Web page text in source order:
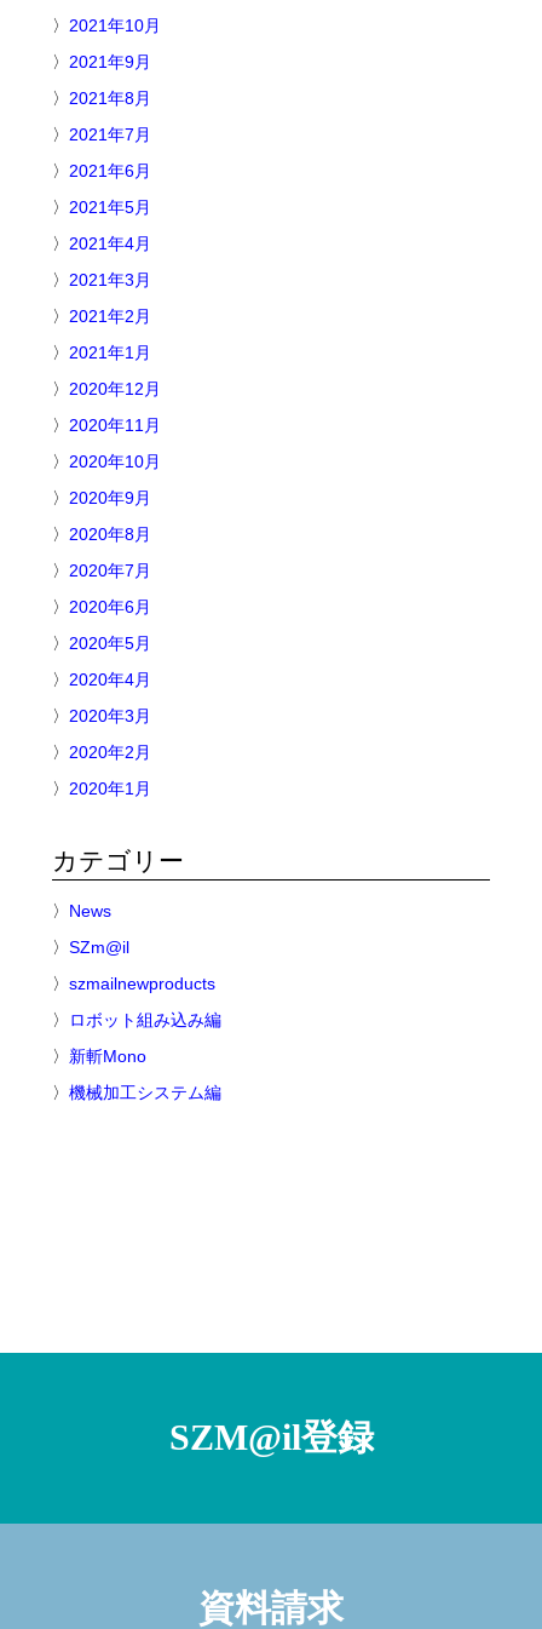
2021年10月
2021年9月
2021年8月
2021年7月
2021年6月
2021年5月
2021年4月
2021年3月
2021年2月
2021年1月
2020年12月
2020年11月
2020年10月
2020年9月
2020年8月
2020年7月
2020年6月
2020年5月
2020年4月
2020年3月
2020年2月
2020年1月
カテゴリー
News
SZm@il
szmailnewproducts
ロボット組み込み編
新斬Mono
機械加工システム編
SZM@il登録
資料請求